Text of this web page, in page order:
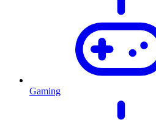
Gaming